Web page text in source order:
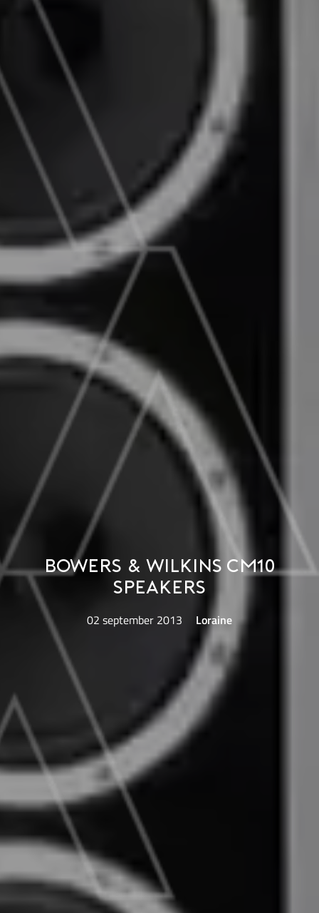
Bowers & Wilkins CM10
speakers
02 september 2013 Loraine